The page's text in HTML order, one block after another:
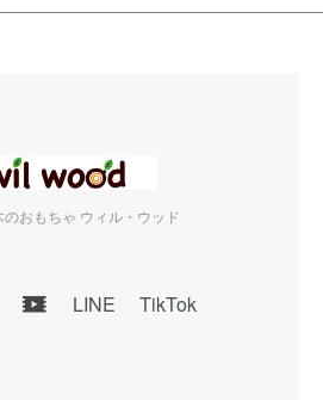
のおもちゃ ウィル・ウッド
LINE TikTok